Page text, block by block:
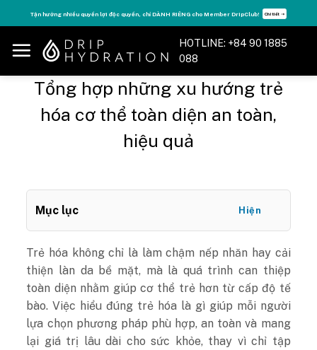
to
content
Tăng năng lượng - sống đỉnh cao với thẻ Vitamin Drip Membership. Xem ngay ➝
HOTLINE: +84 90 1885
088
Tổng hợp những xu hướng trẻ
hóa cơ thể toàn diện an toàn,
hiệu quả
Mục lục Hiện
Trẻ hóa không chỉ là làm chậm nếp nhăn hay cải
thiện làn da bề mặt, mà là quá trình can thiệp
toàn diện nhằm giúp cơ thể trẻ hơn từ cấp độ tế
bào. Việc hiểu đúng trẻ hóa là gì giúp mỗi người
lựa chọn phương pháp phù hợp, an toàn và mang
lại giá trị lâu dài cho sức khỏe, thay vì chỉ tập